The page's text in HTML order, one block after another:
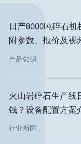
日产8000吨碎石
附参数、报价及视
产品知识
火山岩碎石生产线
钱？设备配置方案
行业新闻